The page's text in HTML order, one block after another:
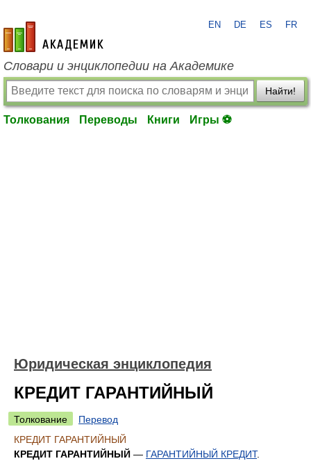
academic.ru
EN DE ES FR
Словари и энциклопедии на Академике
Найти!
Толкования Переводы Книги Игры ⚽
Юридическая энциклопедия
КРЕДИТ ГАРАНТИЙНЫЙ
Толкование
Перевод
КРЕДИТ ГАРАНТИЙНЫЙ
КРЕДИТ ГАРАНТИЙНЫЙ — ГАРАНТИЙНЫЙ КРЕДИТ.